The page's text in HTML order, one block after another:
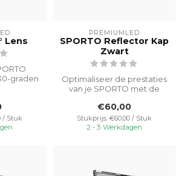
Lens
graden
/ Stuk
PREMIUMLED
SPORTO Reflector Kap
Zwart
Optimaliseer de prestaties
van je SPORTO met de
voo...
€60,00
Stukprijs: €60,00 / Stuk
2 - 3 Werkdagen